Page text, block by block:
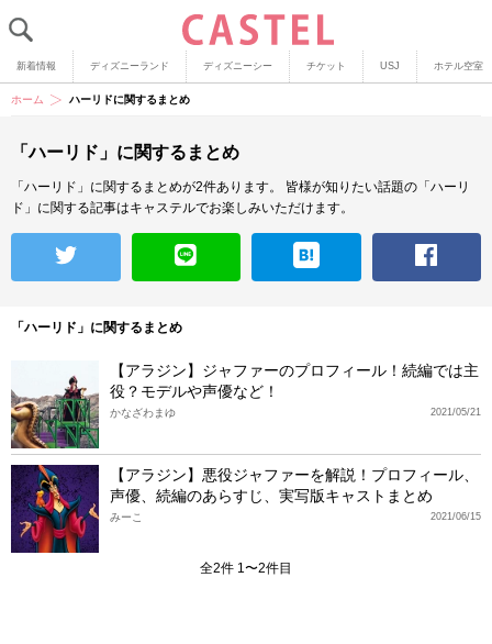
新着情報 ディズニーランド ディズニーシー チケット USJ ホテル空室
ホーム ハーリドに関するまとめ
「ハーリド」に関するまとめ
「ハーリド」に関するまとめが2件あります。
皆様が知りたい話題の「ハーリ
ド」に関する記事はキャステルでお楽しみいただけます。
「ハーリド」に関するまとめ
【アラジン】ジャファーのプロフィール！続編では主
役？モデルや声優など！
2021/05/21
かなざわまゆ
【アラジン】悪役ジャファーを解説！プロフィール、
声優、続編のあらすじ、実写版キャストまとめ
2021/06/15
みーこ
全2件 1〜2件目